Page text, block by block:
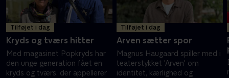
Tilføjet i dag
Kryds og tværs hitter
Med magasinet Popkryds har
den unge generation fået en
kryds og tværs, der appellerer
Tilføjet i dag
Arven sætter spor
Magnus Haugaard spiller med i
teaterstykket 'Arven' om
identitet, kærlighed og